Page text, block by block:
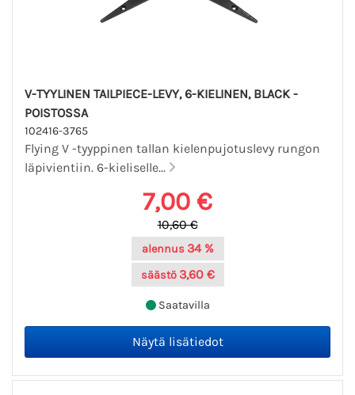
V-TYYLINEN TAILPIECE-LEVY, 6-KIELINEN, BLACK -
POISTOSSA
102416-3765
Flying V -tyyppinen tallan kielenpujotuslevy rungon
läpivientiin. 6-kieliselle...
7,00 €
10,60 €
alennus 34 %
säästö 3,60 €
Saatavilla